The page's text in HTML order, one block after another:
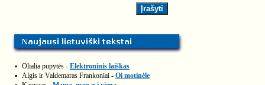
▪ Olialia pupytės - Elektroninis laiškas
▪ Algis ir Valdemaras Frankoniai - Oi motinėle